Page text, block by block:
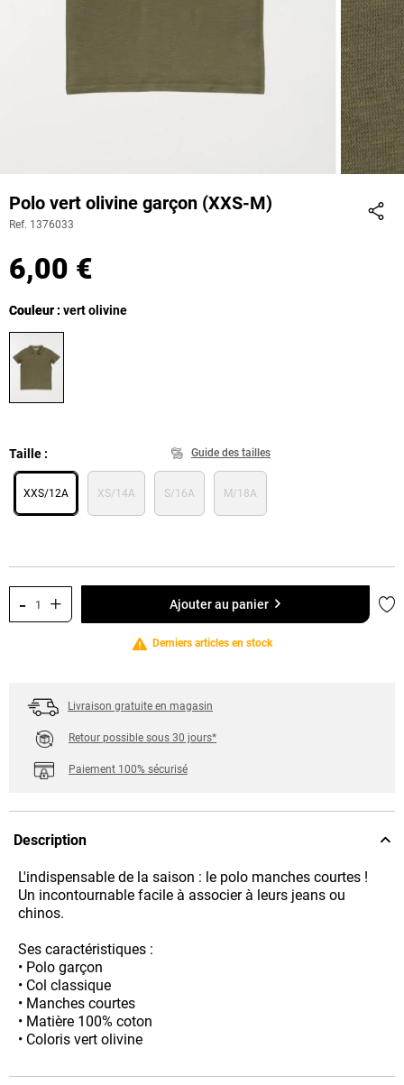
Polo vert olivine garçon (XXS-M)
Ref. 1376033
6,00 €
Couleur
Couleur : vert olivine
Taille Guide des tailles
XXS/12A XS/14A S/16A M/18A
- + Ajouter au panier
Derniers articles en stock
Livraison gratuite en magasin
Retour possible sous 30 jours*
Paiement 100% sécurisé
Description
L'indispensable de la saison : le polo manches courtes !
Un incontournable facile à associer à leurs jeans ou
chinos.
Ses caractéristiques :
• Polo garçon
• Col classique
• Manches courtes
• Matière 100% coton
• Coloris vert olivine